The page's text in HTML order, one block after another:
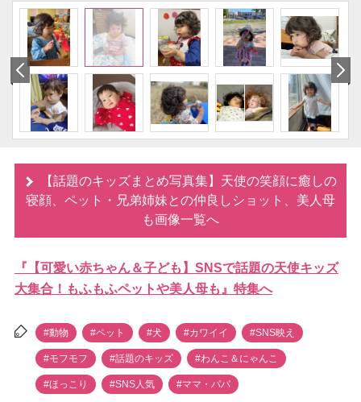
【話題のキッズまとめ写真集】天使の笑顔に癒しの
寝顔、ペット・兄弟姉妹との仲良しショット、美人母
も画像一覧へ
『【可愛い赤ちゃん＆子ども】SNSで話題の天使キッズ
大集合！もふもふペットや美人母も』特集へ
#動物 #ペット #犬 #カワイイ #SNS映え
#モフモフ #話題のキッズ #わんこ＆にゃんこ
#ほっこり #SNS人気 #ママ・パパ